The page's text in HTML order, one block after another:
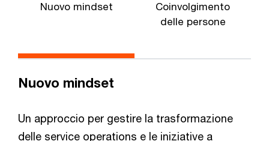
Nuovo mindset
Coinvolgimento
delle persone
Nuovo mindset
Un approccio per gestire la trasformazione
delle service operations e le iniziative a